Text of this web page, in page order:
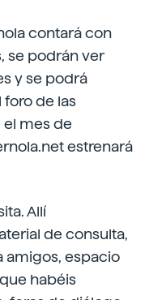
contará con
se podrán ver
y se podrá
foro de las
mes de
estrenará
Allí
de consulta,
amigos, espacio
habéis